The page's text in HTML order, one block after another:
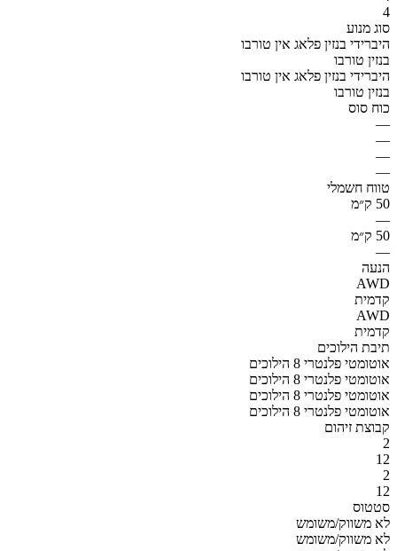
4
סוג מנוע
היברידי בנזין פלאג אין טורבו
בנזין טורבו
היברידי בנזין פלאג אין טורבו
בנזין טורבו
כוח סוס
—
—
—
—
טווח חשמלי
50 ק״מ
—
50 ק״מ
—
הנעה
AWD
קדמית
AWD
קדמית
תיבת הילוכים
אוטומטי פלנטרי 8 הילוכים
אוטומטי פלנטרי 8 הילוכים
אוטומטי פלנטרי 8 הילוכים
אוטומטי פלנטרי 8 הילוכים
קבוצת זיהום
2
12
2
12
סטטוס
לא משווק/משומש
לא משווק/משומש